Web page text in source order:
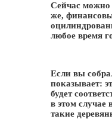
Сейчас можно
же,
любое время
Если вы
показывает:
будет
в этом случае
такие